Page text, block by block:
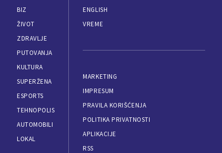
BIZ
ŽIVOT
ZDRAVLJE
PUTOVANJA
KULTURA
SUPERŽENA
ESPORTS
TEHNOPOLIS
AUTOMOBILI
LOKAL
ENGLISH
VREME
MARKETING
IMPRESUM
PRAVILA KORIŠĆENJA
POLITIKA PRIVATNOSTI
APLIKACIJE
RSS